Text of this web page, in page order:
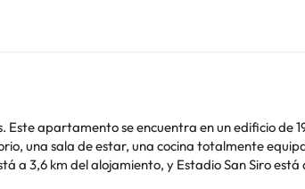
apartamento se encuentra en un edificio de